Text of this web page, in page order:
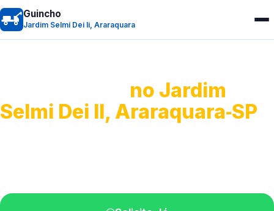
Guincho
Jardim Selmi Dei Ii, Araraquara
no Jardim
Selmi Dei II, Araraquara‑SP